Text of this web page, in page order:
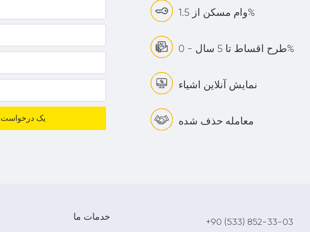
وام مسکن از 1.5%
طرح اقساط تا 5 سال - 0%
نمایش آنلاین اشیاء
معامله حذف شده
خدمات ما
+90 (533) 852-33-03